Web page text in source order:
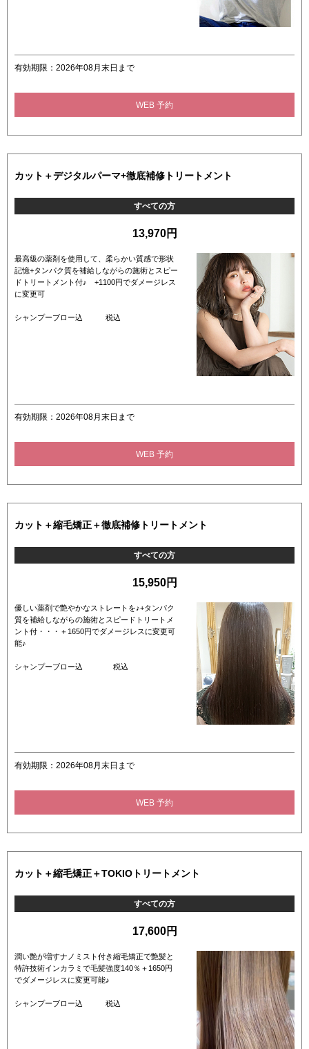
有効期限：2026年08月末日まで
WEB 予約
カット＋デジタルパーマ+徹底補修トリートメント
すべての方
13,970円
最高級の薬剤を使用して、柔らかい質感で形状
記憶+タンパク質を補給しながらの施術とスピー
ドトリートメント付♪ +1100円でダメージレス
に変更可
シャンプーブロー込 税込
有効期限：2026年08月末日まで
WEB 予約
カット＋縮毛矯正＋徹底補修トリートメント
すべての方
15,950円
優しい薬剤で艶やかなストレートを♪+タンパク
質を補給しながらの施術とスピードトリートメ
ント付・・・＋1650円でダメージレスに変更可
能♪
シャンプーブロー込 税込
有効期限：2026年08月末日まで
WEB 予約
カット＋縮毛矯正＋TOKIOトリートメント
すべての方
17,600円
潤い艶が増すナノミスト付き縮毛矯正で艶髪と
特許技術インカラミで毛髪強度140％＋1650円
でダメージレスに変更可能♪
シャンプーブロー込 税込